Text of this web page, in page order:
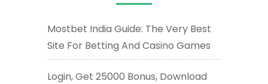
Mostbet India Guide: The Very Best
Site For Betting And Casino Games
Login, Get 25000 Bonus, Download